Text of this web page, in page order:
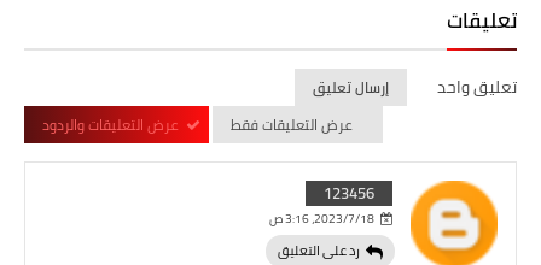
تعليقات
تعليق واحد
إرسال تعليق
عرض التعليقات فقط
عرض التعليقات والردود
123456
18‏/7‏/2023، 3:16 ص
رد على التعليق